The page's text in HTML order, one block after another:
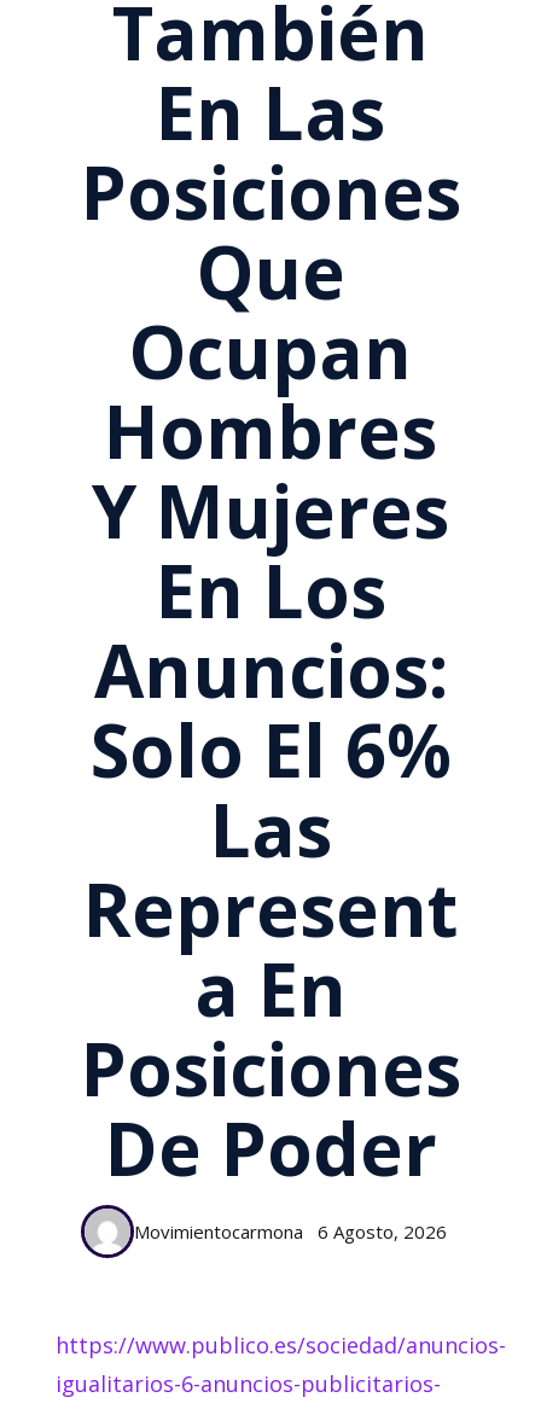
También
En Las
Posiciones
Que
Ocupan
Hombres
Y Mujeres
En Los
Anuncios:
Solo El 6%
Las
Represent
A En
Posiciones
De Poder
Movimientocarmona 6 Agosto, 2026
https://www.publico.es/sociedad/anuncios-
igualitarios-6-anuncios-publicitarios-